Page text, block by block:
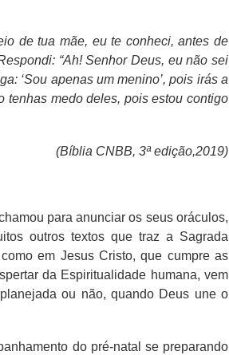
de tua mãe, eu te conheci, antes de
“Ah! Senhor Deus, eu não sei
‘Sou apenas um menino’, pois irás a
tenhas medo deles, pois estou contigo
(Bíblia CNBB, 3ª edição,2019)
para anunciar os seus oráculos,
outros textos que traz a Sagrada
em Jesus Cristo, que cumpre as
da Espiritualidade humana, vem
ou não, quando Deus une o
do pré-natal se preparando